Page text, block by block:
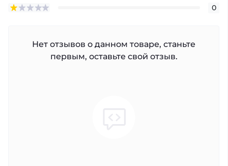
0
Нет отзывов о данном товаре, станьте
первым, оставьте свой отзыв.